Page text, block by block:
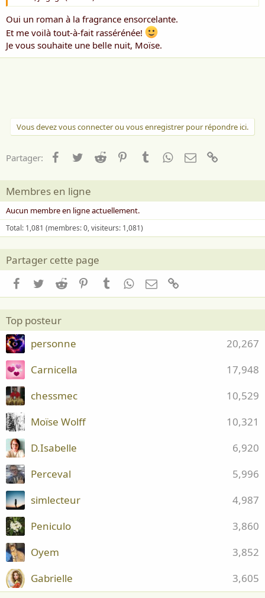
Oui un roman à la fragrance ensorcelante.
Et me voilà tout-à-fait rassérénée!
Je vous souhaite une belle nuit, Moïse.
Vous devez vous connecter ou vous enregistrer pour répondre ici.
Partager: Facebook
TwitterReddit PinterestTumblrWhatsApp
Email
Membres en ligne
Aucun membre en ligne actuellement.
Total: 1,081 (membres: 0, visiteurs: 1,081)
Partager cette page
Facebook
TwitterReddit PinterestTumblrWhatsApp
Email
Top posteur
20,267
personne
17,948
Carnicella
10,529
chessmec
10,321
Moïse Wolff
6,920
D.Isabelle
5,996
Perceval
4,987
simlecteur
3,860
Peniculo
3,852
Oyem
3,605
Gabrielle